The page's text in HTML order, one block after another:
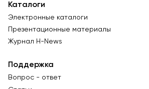
Каталоги
Электронные каталоги
Презентационные материалы
Журнал Н-News
Поддержка
Вопрос - ответ